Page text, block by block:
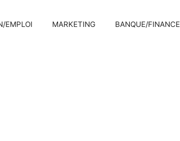
EMPLOI MARKETING BANQUE/FINANCE